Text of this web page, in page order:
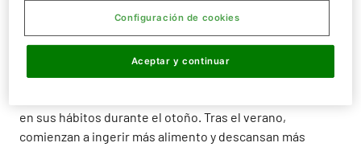
en sus hábitos durante el otoño. Tras el verano,
comienzan a ingerir más alimento y descansan más
Aceptar y continuar
Configuración de cookies